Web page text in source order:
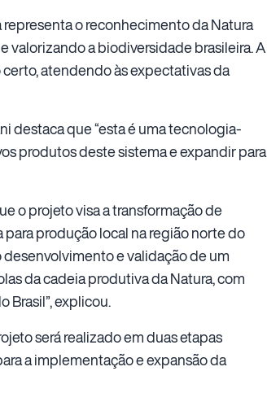
representa o reconhecimento da Natura
valorizando a biodiversidade brasileira. A
atendendo às expectativas da
destaca que “esta é uma tecnologia-
produtos deste sistema e expandir para
o projeto visa a transformação de
produção local na região norte do
desenvolvimento e validação de um
da cadeia produtiva da Natura, com
Brasil”, explicou.
será realizado em duas etapas
a implementação e expansão da